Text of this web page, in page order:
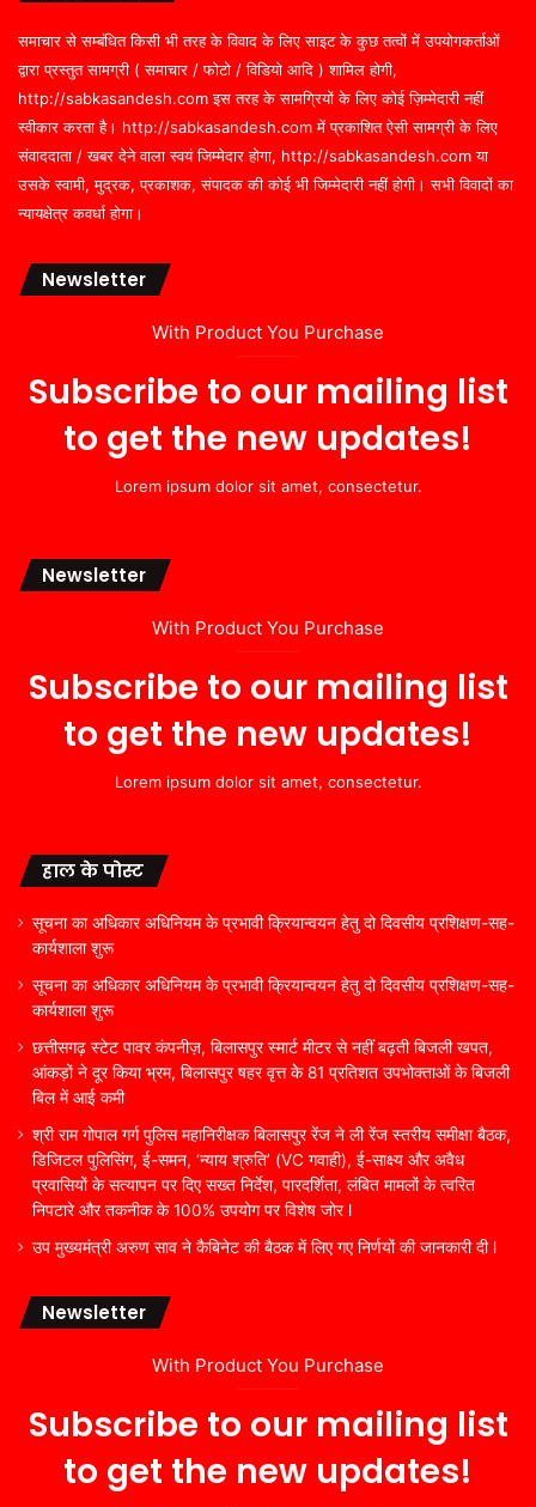
समाचार से सम्बंधित किसी भी तरह के विवाद के लिए साइट के कुछ तत्वों में उपयोगकर्ताओं
द्वारा प्रस्तुत सामग्री ( समाचार / फोटो / विडियो आदि ) शामिल होगी,
http://sabkasandesh.com इस तरह के सामग्रियों के लिए कोई ज़िम्मेदारी नहीं
स्वीकार करता है। http://sabkasandesh.com में प्रकाशित ऐसी सामग्री के लिए
संवाददाता / खबर देने वाला स्वयं जिम्मेदार होगा, http://sabkasandesh.com या
उसके स्वामी, मुद्रक, प्रकाशक, संपादक की कोई भी जिम्मेदारी नहीं होगी। सभी विवादों का
न्यायक्षेत्र कवर्धा होगा।
Newsletter
With Product You Purchase
Subscribe to our mailing list
to get the new updates!
Lorem ipsum dolor sit amet, consectetur.
Newsletter
With Product You Purchase
Subscribe to our mailing list
to get the new updates!
Lorem ipsum dolor sit amet, consectetur.
हाल के पोस्ट
सूचना का अधिकार अधिनियम के प्रभावी क्रियान्वयन हेतु दो दिवसीय प्रशिक्षण-सह-
कार्यशाला शुरू
सूचना का अधिकार अधिनियम के प्रभावी क्रियान्वयन हेतु दो दिवसीय प्रशिक्षण-सह-
कार्यशाला शुरू
छत्तीसगढ़ स्टेट पावर कंपनीज़, बिलासपुर स्मार्ट मीटर से नहीं बढ़ती बिजली खपत,
आंकड़ों ने दूर किया भ्रम, बिलासपुर षहर वृत्त केे 81 प्रतिशत उपभोक्ताओं के बिजली
बिल में आई कमी
श्री राम गोपाल गर्ग पुलिस महानिरीक्षक बिलासपुर रेंज ने ली रेंज स्तरीय समीक्षा बैठक,
डिजिटल पुलिसिंग, ई-समन, ‘न्याय श्रुति’ (VC गवाही), ई-साक्ष्य और अवैध
प्रवासियों के सत्यापन पर दिए सख्त निर्देश, पारदर्शिता, लंबित मामलों के त्वरित
निपटारे और तकनीक के 100% उपयोग पर विशेष जोर l
उप मुख्यमंत्री अरुण साव ने कैबिनेट की बैठक में लिए गए निर्णयों की जानकारी दी l
Newsletter
With Product You Purchase
Subscribe to our mailing list
to get the new updates!